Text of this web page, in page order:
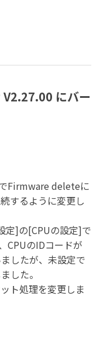
にバー
Firmware deleteに
するように変更し
定]の[CPUの設定]で
CPUのIDコードが
したが、未設定で
した。
ト処理を変更しま